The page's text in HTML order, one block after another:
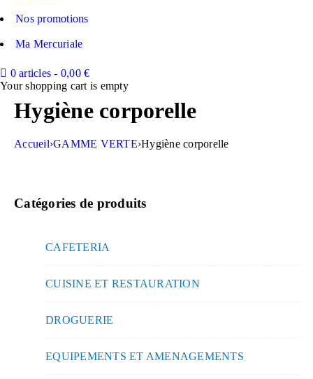
Nos promotions
Ma Mercuriale
0 articles - 0,00 €
Your shopping cart is empty
Hygiène corporelle
Accueil›GAMME VERTE›Hygiène corporelle
Catégories de produits
CAFETERIA
CUISINE ET RESTAURATION
DROGUERIE
EQUIPEMENTS ET AMENAGEMENTS